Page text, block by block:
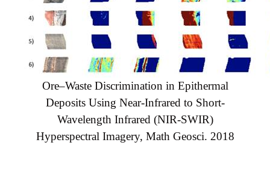
Ore–Waste Discrimination in Epithermal
Deposits Using Near-Infrared to Short-
Wavelength Infrared (NIR-SWIR)
Hyperspectral Imagery, Math Geosci. 2018